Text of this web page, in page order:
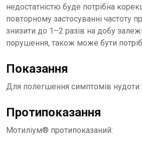
недостатністю буде потрібна
повторному застосуванні частоту
знизити до 1–2 разів на добу
порушення, також може бути
Показання
Для полегшення симптомів нудоти
Протипоказання
Мотиліум® протипоказаний: